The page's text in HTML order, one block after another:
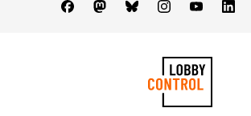
FacebookMastodon
BlueskyInstagram
Youtube